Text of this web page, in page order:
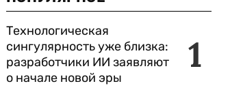
1
Технологическая
сингулярность уже близка:
разработчики ИИ заявляют
о начале новой эры